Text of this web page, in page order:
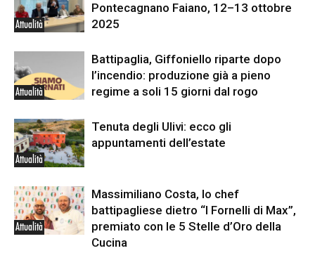
Attualità
Pontecagnano Faiano, 12–13 ottobre
2025
Attualità
Battipaglia, Giffoniello riparte dopo
l’incendio: produzione già a pieno
regime a soli 15 giorni dal rogo
Attualità
Tenuta degli Ulivi: ecco gli
appuntamenti dell’estate
Attualità
Massimiliano Costa, lo chef
battipagliese dietro “I Fornelli di Max”,
premiato con le 5 Stelle d’Oro della
Cucina